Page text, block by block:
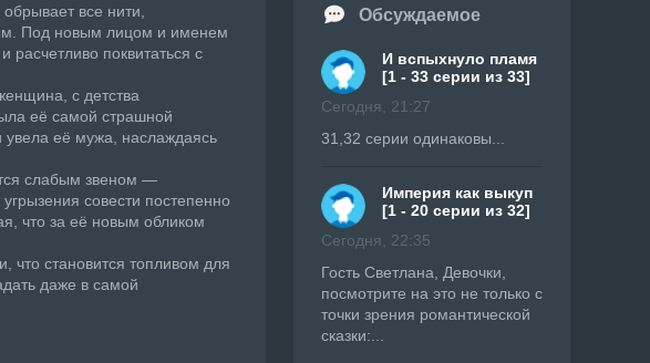
все нити,
Под новым лицом и именем
поквитаться с
с детства
её самой страшной
увела её мужа, наслаждаясь
слабым звеном —
совести постепенно
что за её новым обликом
что становится топливом для
даже в самой
Обсуждаемое
И вспыхнуло пламя
[1 - 33 серии из 33]
Сегодня, 21:27
31,32 серии одинаковы...
Империя как выкуп
[1 - 20 серии из 32]
Сегодня, 22:35
Гость Светлана, Девочки,
посмотрите на это не только с
точки зрения романтической
сказки:...